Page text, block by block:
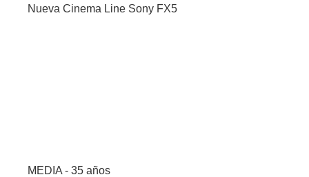
Nueva Cinema Line Sony FX5
MEDIA - 35 años